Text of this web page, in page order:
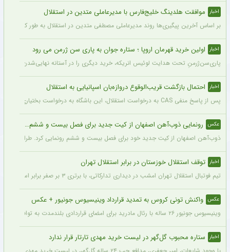
اخبار موافقت هلدینگ خلیج‌فارس با مدیرعاملی متدین در استقلال
بر اساس آخرین پیگیری‌ها روند مدیرعاملی مصطفی متدین در استقلال به طور کامل
اخبار اولین خرید قهرمان اروپا ؛ ستاره جوان به پاری سن ژرمن می رود
پاری‌سن‌ژرمنِ تحت هدایت لوئیس انریکه، خرید دیگری را در آستانه نهایی‌شدن دارد.
اخبار احتمال بازگشت قریب‌الوقوع دروازه‌بان اسپانیایی به استقلال
پس از پاسخ منفی CAS به درخواست استقلال، این باشگاه به درخواست بختیاری‌زاده قصد دارد قرارداد آنتونیو آدان، دروازه‌بان اسپانیایی فصل گذشته، را تمدید کند.
عکس رونمایی ذوب‌آهن اصفهان از کیت جدید برای فصل بیست و ششم + عکس
ذوب‌آهن اصفهان از کیت جدید خود برای فصل بیست و ششم رونمایی کرد. طراحی
اخبار توقف استقلال خوزستان در برابر استقلال تهران
تیم فوتبال استقلال تهران امشب در دیداری تدارکاتی، با برتری ۳ بر صفر برابر استقلال خوزستان، با دبل سعید سحرخیزان و گل یاسر آسانی پیروز شد.
عکس واکنش تونی کروس به تمدید قرارداد وینیسیوس جونیور + عکس
وینیسیوس جونیور ۲۶ ساله با رئال مادرید برای امضای قراردادی بلندمدت به توافق رسید که او را تا سال ۲۰۳۲ در سانتیاگو برنابئو نگه خواهد داشت و به شایعات درباره احتمال جدایی‌اش از این باشگاه پایان می‌دهد.
اخبار ستاره محبوب گل‌گهر در لیست خرید مهدی تارتار قرار ندارد